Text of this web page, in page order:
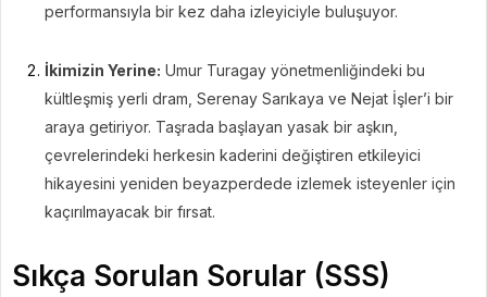
performansıyla bir kez daha izleyiciyle buluşuyor.
İkimizin Yerine: Umur Turagay yönetmenliğindeki bu
kültleşmiş yerli dram, Serenay Sarıkaya ve Nejat İşler’i bir
araya getiriyor. Taşrada başlayan yasak bir aşkın,
çevrelerindeki herkesin kaderini değiştiren etkileyici
hikayesini yeniden beyazperdede izlemek isteyenler için
kaçırılmayacak bir fırsat.
Sıkça Sorulan Sorular (SSS)